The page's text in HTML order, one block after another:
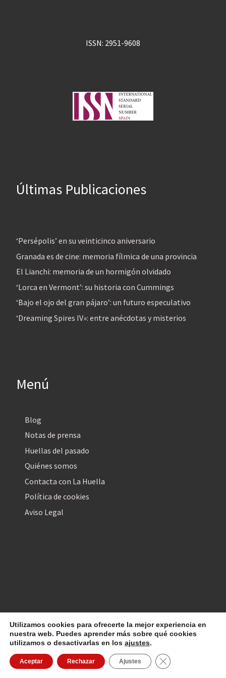
ISSN: 2951-9608
Últimas Publicaciones
‘Persépolis’ en su veinticinco aniversario
Granada es de cine: memoria fílmica de una provincia
El Lianchi: memoria de un hormigón olvidado
‘Lorca en Vermont’: su historia con Cummings
‘Bajo el ojo del gran pájaro’: un futuro especulativo
‘Dreaming Spires IV»: entre anécdotas y misterios
Menú
Blog
Notas de prensa
Huellas del pasado
Quiénes somos
Contacta con La Huella
Política de cookies
Aviso Legal
© 2026La Huella Digital– Todos los derechos reservados
Utilizamos cookies para ofrecerte la mejor experiencia en
nuestra web. Puedes aprender más sobre qué cookies
utilizamos o desactivarlas en los ajustes.
Aceptar Rechazar Ajustes Cerrar el banner